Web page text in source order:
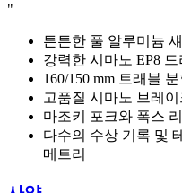
"
튼튼한 풀 알루미늄
강력한 시마노 EP8
160/150 mm 트래블
고품질 시마노 브레
마조키 포크와 폭스
다수의 수상 기록 및
메트리